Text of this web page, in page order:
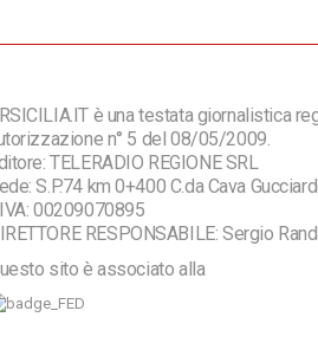
è una testata giornalistica
n° 5 del 08/05/2009.
TELERADIO REGIONE SRL
S.P.74 km 0+400 C.da Cava
00209070895
RESPONSABILE: Sergio
sito è associato alla